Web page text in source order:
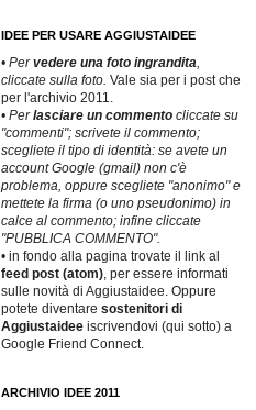
IDEE PER USARE AGGIUSTAIDEE
• Pervedere una foto ingrandita
cliccate sulla foto. Vale sia per i post che
per l'archivio 2011.
• Perlasciare un commento cliccate su
"commenti"; scrivete il commento;
scegliete il tipo di identità: se avete un
account Google (gmail) non c'è
problema, oppure scegliete "anonimo" e
mettete la firma (o uno pseudonimo) in
calce al commento; infine cliccate
"PUBBLICA COMMENTO".
• in fondo alla pagina trovate il link al
feed post (atom) , per essere informati
sulle novità di Aggiustaidee. Oppure
potete diventare sostenitori di
Aggiustaidee iscrivendovi (qui sotto) a
Google Friend Connect.
ARCHIVIO IDEE 2011